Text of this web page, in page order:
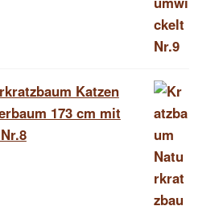
Katzen
173 cm mit